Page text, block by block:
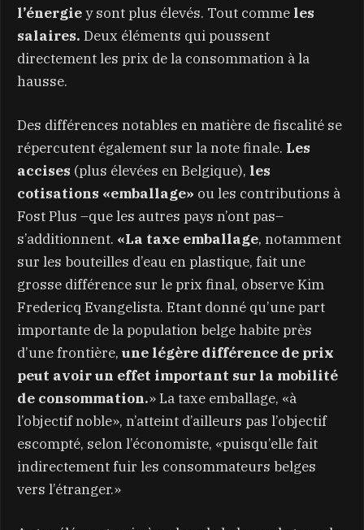
l’énergiey sont plus élevés. Tout comme les
salaires. Deux éléments qui poussent
directement les prix de la consommation à la
hausse.
Des différences notables en matière de fiscalité se
répercutent également sur la note finale. Les
accises (plus élevées en Belgique), les
cotisations «emballage» ou les contributions à
Fost Plus –que les autres pays n’ont pas–
s’additionnent. «La taxe emballage, notamment
sur les bouteilles d’eau en plastique, fait une
grosse différence sur le prix final, observe Kim
Fredericq Evangelista. Etant donné qu’une part
importante de la population belge habite près
d’une frontière, une légère différence de prix
peut avoir un effet important sur la mobilité
de consommation.» La taxe emballage, «à
l’objectif noble», n’atteint d’ailleurs pas l’objectif
escompté, selon l’économiste, «puisqu’elle fait
indirectement fuir les consommateurs belges
vers l’étranger.»